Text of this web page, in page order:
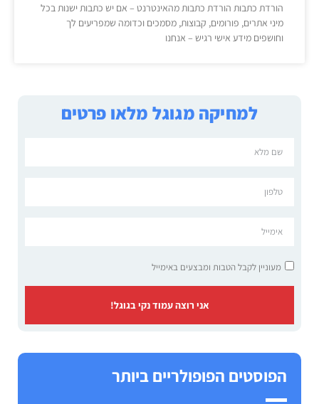
למחיקה מגוגל מלאו פרטים
מעוניין לקבל הטבות ומבצעים באימייל
אני רוצה עמוד נקי בגוגל!
הפוסטים הפופולריים ביותר
הורדת כתבות הורדת כתבות מהאינטרנט – אם יש כתבות ישנות בכל
מיני אתרים, פורומים, קבוצות, מסמכים וכדומה שמפריעים לך
וחושפים מידע אישי רגיש – אנחנו